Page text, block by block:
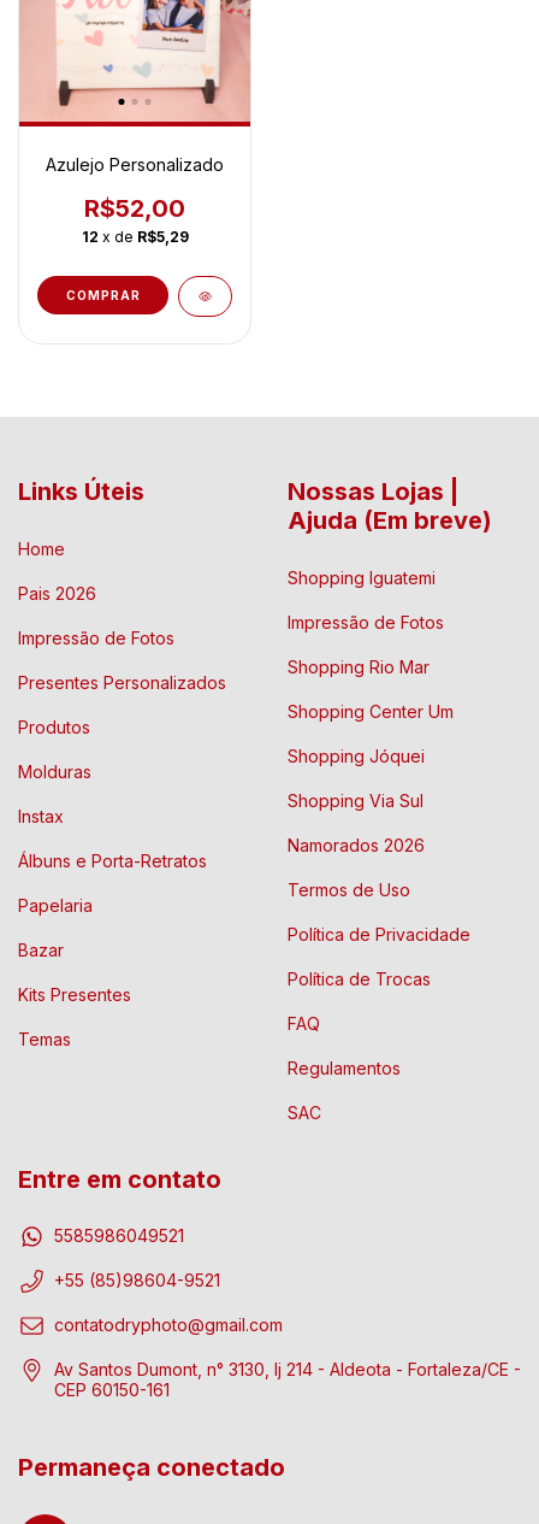
Azulejo Personalizado
R$52,00
12 x de R$5,29
COMPRAR
Links Úteis
Home
Pais 2026
Impressão de Fotos
Presentes Personalizados
Produtos
Molduras
Instax
Álbuns e Porta-Retratos
Papelaria
Bazar
Kits Presentes
Temas
Nossas Lojas |
Ajuda (Em breve)
Shopping Iguatemi
Impressão de Fotos
Shopping Rio Mar
Shopping Center Um
Shopping Jóquei
Shopping Via Sul
Namorados 2026
Termos de Uso
Política de Privacidade
Política de Trocas
FAQ
Regulamentos
SAC
Entre em contato
5585986049521
+55 (85)98604-9521
contatodryphoto@gmail.com
Av Santos Dumont, n° 3130, lj 214 - Aldeota - Fortaleza/CE -
CEP 60150-161
Permaneça conectado